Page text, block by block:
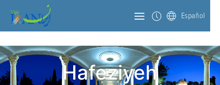
Español
Hafeziyeh